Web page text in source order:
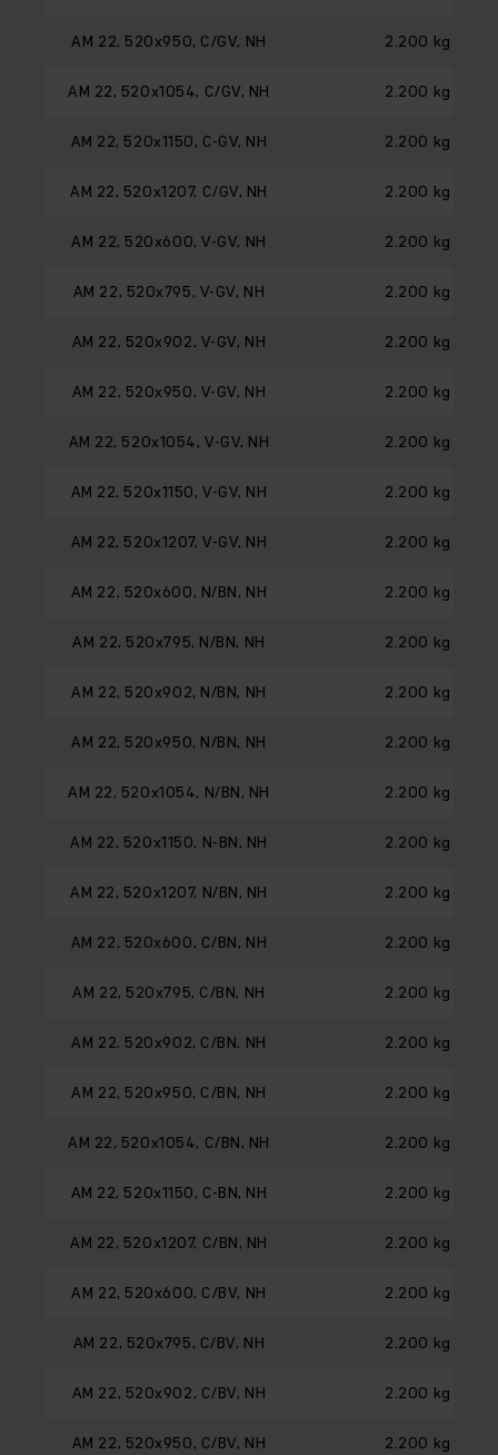
AM 22, 520x950, C/GV, NH 2.200 kg
AM 22, 520x1054, C/GV, NH 2.200 kg
AM 22, 520x1150, C-GV, NH 2.200 kg
AM 22, 520x1207, C/GV, NH 2.200 kg
AM 22, 520x600, V-GV, NH 2.200 kg
AM 22, 520x795, V-GV, NH 2.200 kg
AM 22, 520x902, V-GV, NH 2.200 kg
AM 22, 520x950, V-GV, NH 2.200 kg
AM 22, 520x1054, V-GV, NH 2.200 kg
AM 22, 520x1150, V-GV, NH 2.200 kg
AM 22, 520x1207, V-GV, NH 2.200 kg
AM 22, 520x600, N/BN, NH 2.200 kg
AM 22, 520x795, N/BN, NH 2.200 kg
AM 22, 520x902, N/BN, NH 2.200 kg
AM 22, 520x950, N/BN, NH 2.200 kg
AM 22, 520x1054, N/BN, NH 2.200 kg
AM 22, 520x1150, N-BN, NH 2.200 kg
AM 22, 520x1207, N/BN, NH 2.200 kg
AM 22, 520x600, C/BN, NH 2.200 kg
AM 22, 520x795, C/BN, NH 2.200 kg
AM 22, 520x902, C/BN, NH 2.200 kg
AM 22, 520x950, C/BN, NH 2.200 kg
AM 22, 520x1054, C/BN, NH 2.200 kg
AM 22, 520x1150, C-BN, NH 2.200 kg
AM 22, 520x1207, C/BN, NH 2.200 kg
AM 22, 520x600, C/BV, NH 2.200 kg
AM 22, 520x795, C/BV, NH 2.200 kg
AM 22, 520x902, C/BV, NH 2.200 kg
AM 22, 520x950, C/BV, NH 2.200 kg